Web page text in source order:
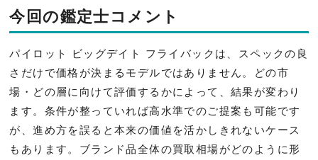
今回の鑑定士コメント
パイロット ビッグデイト フライバックは、スペックの良
さだけで価格が決まるモデルではありません。どの市
場・どの層に向けて評価するかによって、結果が変わり
ます。条件が整っていれば高水準でのご提案も可能です
が、進め方を誤ると本来の価値を活かしきれないケース
もあります。ブランド品全体の買取相場がどのように形